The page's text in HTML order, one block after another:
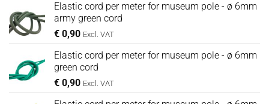
Elastic cord per meter for museum pole - ø 6mm
army green cord
€ 0,90 Excl. VAT
Elastic cord per meter for museum pole - ø 6mm
green cord
€ 0,90 Excl. VAT